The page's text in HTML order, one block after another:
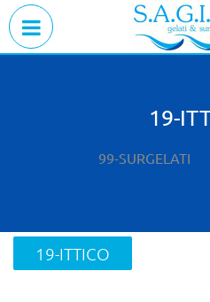
19-
99-SURGELATI
19-ITTICO